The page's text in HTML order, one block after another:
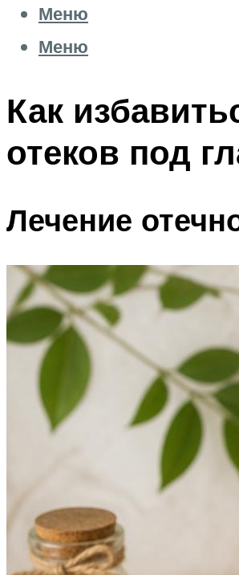
Меню
Меню
Как
отеков под
Лечение